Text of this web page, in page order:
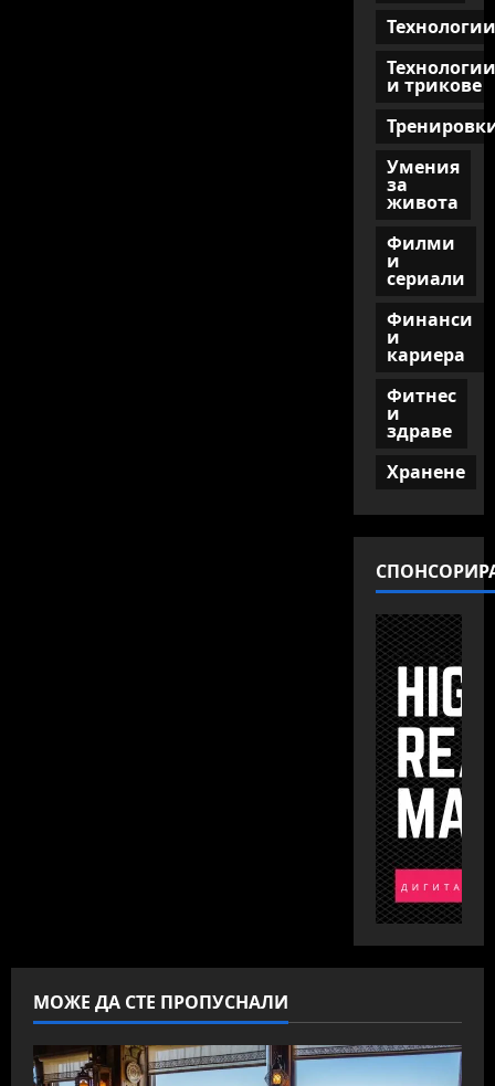
Технологии
Технологии
и трикове
Умения
за
живота
Филми
и
сериали
Финанси
и
кариера
Фитнес
и
здраве
Хранене
МОЖЕ ДА СТЕ ПРОПУСНАЛИ